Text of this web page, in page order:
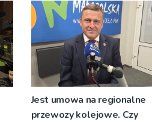
nie zostanie podpisana
Jest umowa na regionalne
przewozy kolejowe. Czy